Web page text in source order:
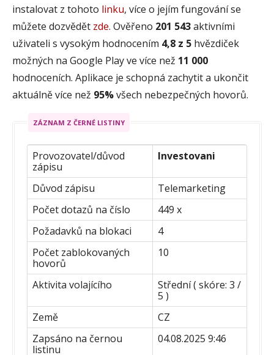
instalovat z tohoto linku, více o jejím fungování se
můžete dozvědět zde. Ověřeno 201 543aktivními
uživateli s vysokým hodnocením 4,8 z 5 hvězdiček
možných na Google Play ve více než 11 000
hodnoceních. Aplikace je schopná zachytit a ukončit
aktuálně více než 95%všech nebezpečných hovorů.
ZÁZNAM Z ČERNÉ LISTINY
Provozovatel/důvod
zápisu
Investovani
Důvod zápisu
Telemarketing
Počet dotazů na číslo
449 x
Požadavků na blokaci
4
Počet zablokovaných
hovorů
10
Aktivita volajícího
Střední ( skóre: 3 /
5 )
Země
CZ
Zapsáno na černou
listinu
04.08.2025 9:46